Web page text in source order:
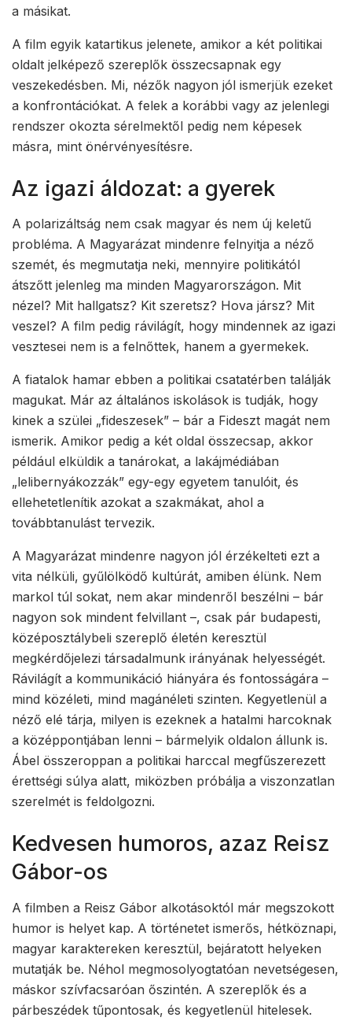
a másikat.
A film egyik katartikus jelenete, amikor a két politikai
oldalt jelképező szereplők összecsapnak egy
veszekedésben. Mi, nézők nagyon jól ismerjük ezeket
a konfrontációkat. A felek a korábbi vagy az jelenlegi
rendszer okozta sérelmektől pedig nem képesek
másra, mint önérvényesítésre.
Az igazi áldozat: a gyerek
A polarizáltság nem csak magyar és nem új keletű
probléma. A Magyarázat mindenre felnyitja a néző
szemét, és megmutatja neki, mennyire politikától
átszőtt jelenleg ma minden Magyarországon. Mit
nézel? Mit hallgatsz? Kit szeretsz? Hova jársz? Mit
veszel? A film pedig rávilágít, hogy mindennek az igazi
vesztesei nem is a felnőttek, hanem a gyermekek.
A fiatalok hamar ebben a politikai csatatérben találják
magukat. Már az általános iskolások is tudják, hogy
kinek a szülei „fideszesek” – bár a Fideszt magát nem
ismerik. Amikor pedig a két oldal összecsap, akkor
például elküldik a tanárokat, a lakájmédiában
„lelibernyákozzák” egy-egy egyetem tanulóit, és
ellehetetlenítik azokat a szakmákat, ahol a
továbbtanulást tervezik.
A Magyarázat mindenre nagyon jól érzékelteti ezt a
vita nélküli, gyűlölködő kultúrát, amiben élünk. Nem
markol túl sokat, nem akar mindenről beszélni – bár
nagyon sok mindent felvillant –, csak pár budapesti,
középosztálybeli szereplő életén keresztül
megkérdőjelezi társadalmunk irányának helyességét.
Rávilágít a kommunikáció hiányára és fontosságára –
mind közéleti, mind magánéleti szinten. Kegyetlenül a
néző elé tárja, milyen is ezeknek a hatalmi harcoknak
a középpontjában lenni – bármelyik oldalon állunk is.
Ábel összeroppan a politikai harccal megfűszerezett
érettségi súlya alatt, miközben próbálja a viszonzatlan
szerelmét is feldolgozni.
Kedvesen humoros, azaz Reisz
Gábor-os
A filmben a Reisz Gábor alkotásoktól már megszokott
humor is helyet kap. A történetet ismerős, hétköznapi,
magyar karaktereken keresztül, bejáratott helyeken
mutatják be. Néhol megmosolyogtatóan nevetségesen,
máskor szívfacsaróan őszintén. A szereplők és a
párbeszédek tűpontosak, és kegyetlenül hitelesek.